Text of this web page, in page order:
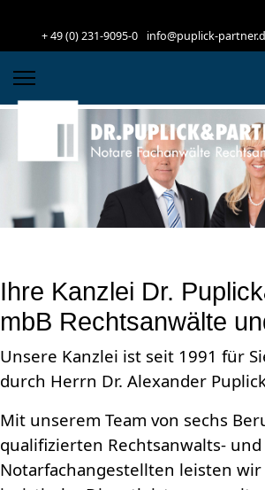
+ 49 (0) 231-9095-0 info@puplick-
Ihre Kanzlei Dr.
mbB Rechtsanwälte
Unsere Kanzlei ist seit 1991 für
durch Herrn Dr. Alexander
Mit unserem Team von sechs
qualifizierten Rechtsanwalts- und
Notarfachangestellten leisten wir